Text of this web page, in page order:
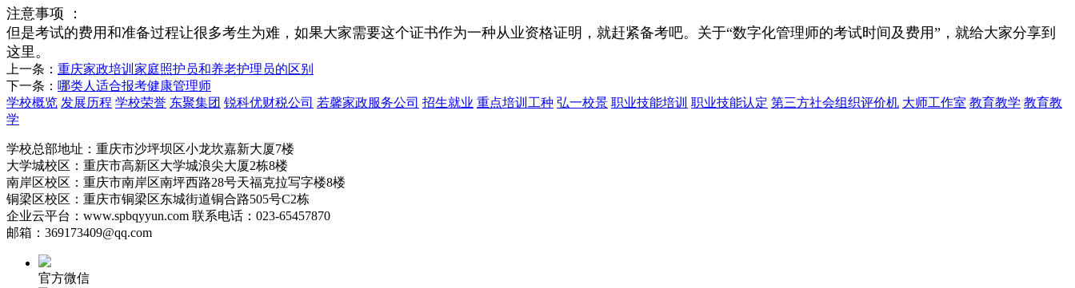
注意事项 ：
但是考试的费用和准备过程让很多考生为难，如果大家需要这个证书作为一种从业资格证明，就赶紧备考吧。关于“数字化管理师的考试时间及费用”，就给大家分享到
这里。
上一条： 重庆家政培训家庭照护员和养老护理员的区别
下一条： 哪类人适合报考健康管理师
学校概览 发展历程 学校荣誉 东聚集团 锐科优财税公司 若馨家政服务公司 招生就业 重点培训工种 弘一校景 职业技能培训 职业技能认定 第三方社会组织评价机 大师工作室 教育教学 教育教
学
学校总部地址：重庆市沙坪坝区小龙坎嘉新大厦7楼
大学城校区：重庆市高新区大学城浪尖大厦2栋8楼
南岸区校区：重庆市南岸区南坪西路28号天福克拉写字楼8楼
铜梁区校区：重庆市铜梁区东城街道铜合路505号C2栋
企业云平台：www.spbqyyun.com 联系电话：023-65457870
邮箱：369173409@qq.com
官方微信